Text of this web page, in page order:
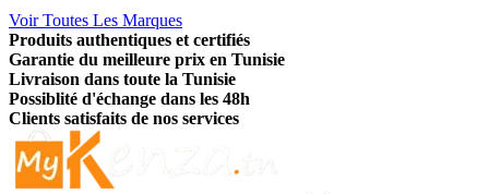
Voir Toutes Les Marques
Produits authentiques et certifiés
Garantie du meilleure prix en Tunisie
Livraison dans toute la Tunisie
Possiblité d'échange dans les 48h
Clients satisfaits de nos services